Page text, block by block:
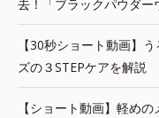
去！「ブラックパウダ
【30秒ショート動画】
ズの３STEPケアを解説
【ショート動画】軽め